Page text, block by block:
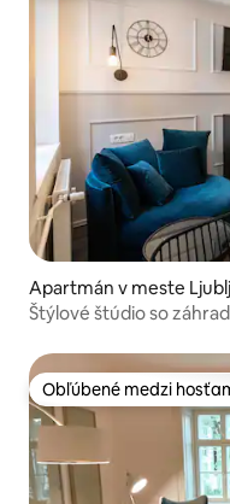
Apartmán v meste
Štýlové štúdio so
Obľúbené medzi
Obľúbené medzi